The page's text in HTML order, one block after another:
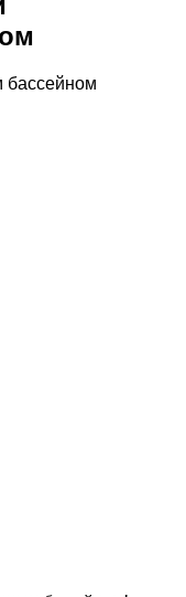
бассейном